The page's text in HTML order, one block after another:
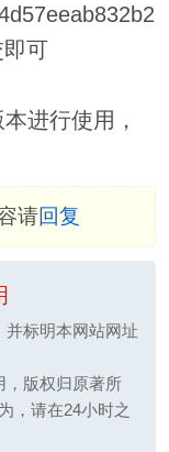
可
进行使用，
请回复
并标明本网站网址
，版权归原著所
，请在24小时之